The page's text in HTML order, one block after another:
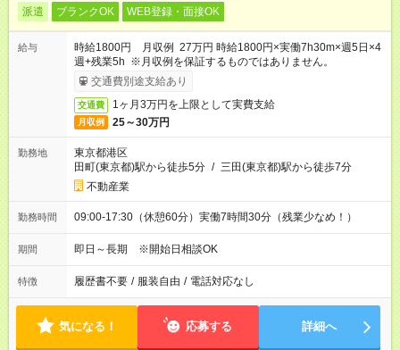
派遣 ブランクOK WEB登録・面接OK
給与
時給1800円 月収例 27万円 時給1800円×実働7h30m×週5日×4
週+残業5h ※月収例を保証するものではありません。
交通費別途支給あり
交通費 1ヶ月3万円を上限として実費支給
月収例 25～30万円
勤務地
東京都港区
田町(東京都)駅から徒歩5分 / 三田(東京都)駅から徒歩7分
不動産業
勤務時間 09:00-17:30（休憩60分）実働7時間30分（残業少なめ！）
期間 即日～長期 ※開始日相談OK
特徴 履歴書不要 / 服装自由 / 電話対応なし
気になる！ 応募する 詳細へ